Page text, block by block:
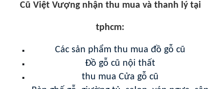
Cũ Việt Vượng nhận thu mua và thanh lý tại
tphcm:
Các sản phẩm thu mua đồ gỗ cũ
Đồ gỗ cũ nội thất
thu mua Cửa gỗ cũ